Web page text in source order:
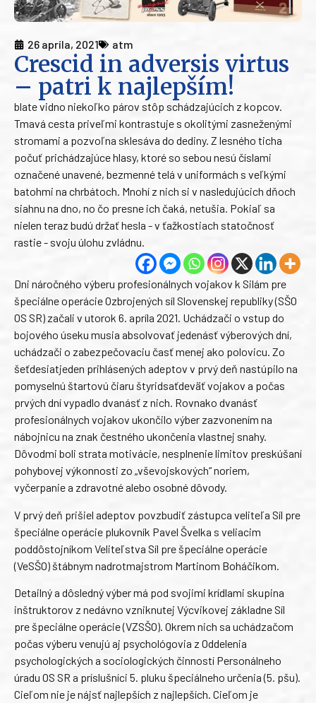
26 apríla, 2021 atm
Crescid in adversis virtus
– patri k najlepším!
blate vidno niekoľko párov stôp schádzajúcich z kopcov.
Tmavá cesta priveľmi kontrastuje s okolitými zasneženými
stromami a pozvoľna sklesáva do dediny. Z lesného ticha
počuť prichádzajúce hlasy, ktoré so sebou nesú číslami
označené unavené, bezmenné telá v uniformách s veľkými
batohmi na chrbátoch. Mnohí z nich si v nasledujúcich dňoch
siahnu na dno, no čo presne ich čaká, netušia. Pokiaľ sa
nielen teraz budú držať hesla - v ťažkostiach statočnosť
rastie - svoju úlohu zvládnu.
Dni náročného výberu profesionálnych vojakov k Silám pre
špeciálne operácie Ozbrojených síl Slovenskej republiky (SŠO
OS SR) začali v utorok 6. apríla 2021. Uchádzači o vstup do
bojového úseku musia absolvovať jedenásť výberových dní,
uchádzači o zabezpečovaciu časť menej ako polovicu. Zo
šeťdesiatjeden prihlásených adeptov v prvý deň nastúpilo na
pomyselnú štartovú čiaru štyridsaťdeväť vojakov a počas
prvých dní vypadlo dvanásť z nich. Rovnako dvanásť
profesionálnych vojakov ukončilo výber zazvonením na
nábojnicu na znak čestného ukončenia vlastnej snahy.
Dôvodmi boli strata motivácie, nesplnenie limitov preskúšaní
pohybovej výkonnosti zo „vševojskových“ noriem,
vyčerpanie a zdravotné alebo osobné dôvody.
V prvý deň prišiel adeptov povzbudiť zástupca veliteľa Síl pre
špeciálne operácie plukovník Pavel Švelka s veliacim
poddôstojníkom Veliteľstva Síl pre špeciálne operácie
(VeSŠO) štábnym nadrotmajstrom Martinom Boháčikom.
Detailný a dôsledný výber má pod svojimi krídlami skupina
inštruktorov z nedávno vzniknutej Výcvikovej základne Síl
pre špeciálne operácie (VZSŠO). Okrem nich sa uchádzačom
počas výberu venujú aj psychológovia z Oddelenia
psychologických a sociologických činností Personálneho
úradu OS SR a príslušníci 5. pluku špeciálneho určenia (5. pšu).
Cieľom nie je nájsť najlepších z najlepších. Cieľom je